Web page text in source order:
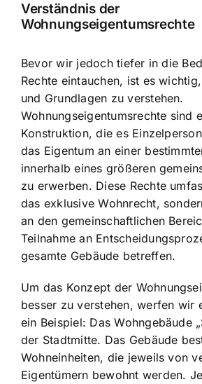
Verständnis der
Wohnungseigentumsrechte
Bevor wir jedoch tiefer in die
Rechte eintauchen, ist es
und Grundlagen zu verstehen.
Wohnungseigentumsrechte sind
Konstruktion, die es
das Eigentum an einer
innerhalb eines größeren
zu erwerben. Diese Rechte
das exklusive Wohnrecht,
an den gemeinschaftlichen
Teilnahme an
gesamte Gebäude betreffen.
Um das Konzept der
besser zu verstehen, werfen wir
ein Beispiel: Das Wohngebäude
der Stadtmitte. Das Gebäude
Wohneinheiten, die jeweils von
Eigentümern bewohnt werden.